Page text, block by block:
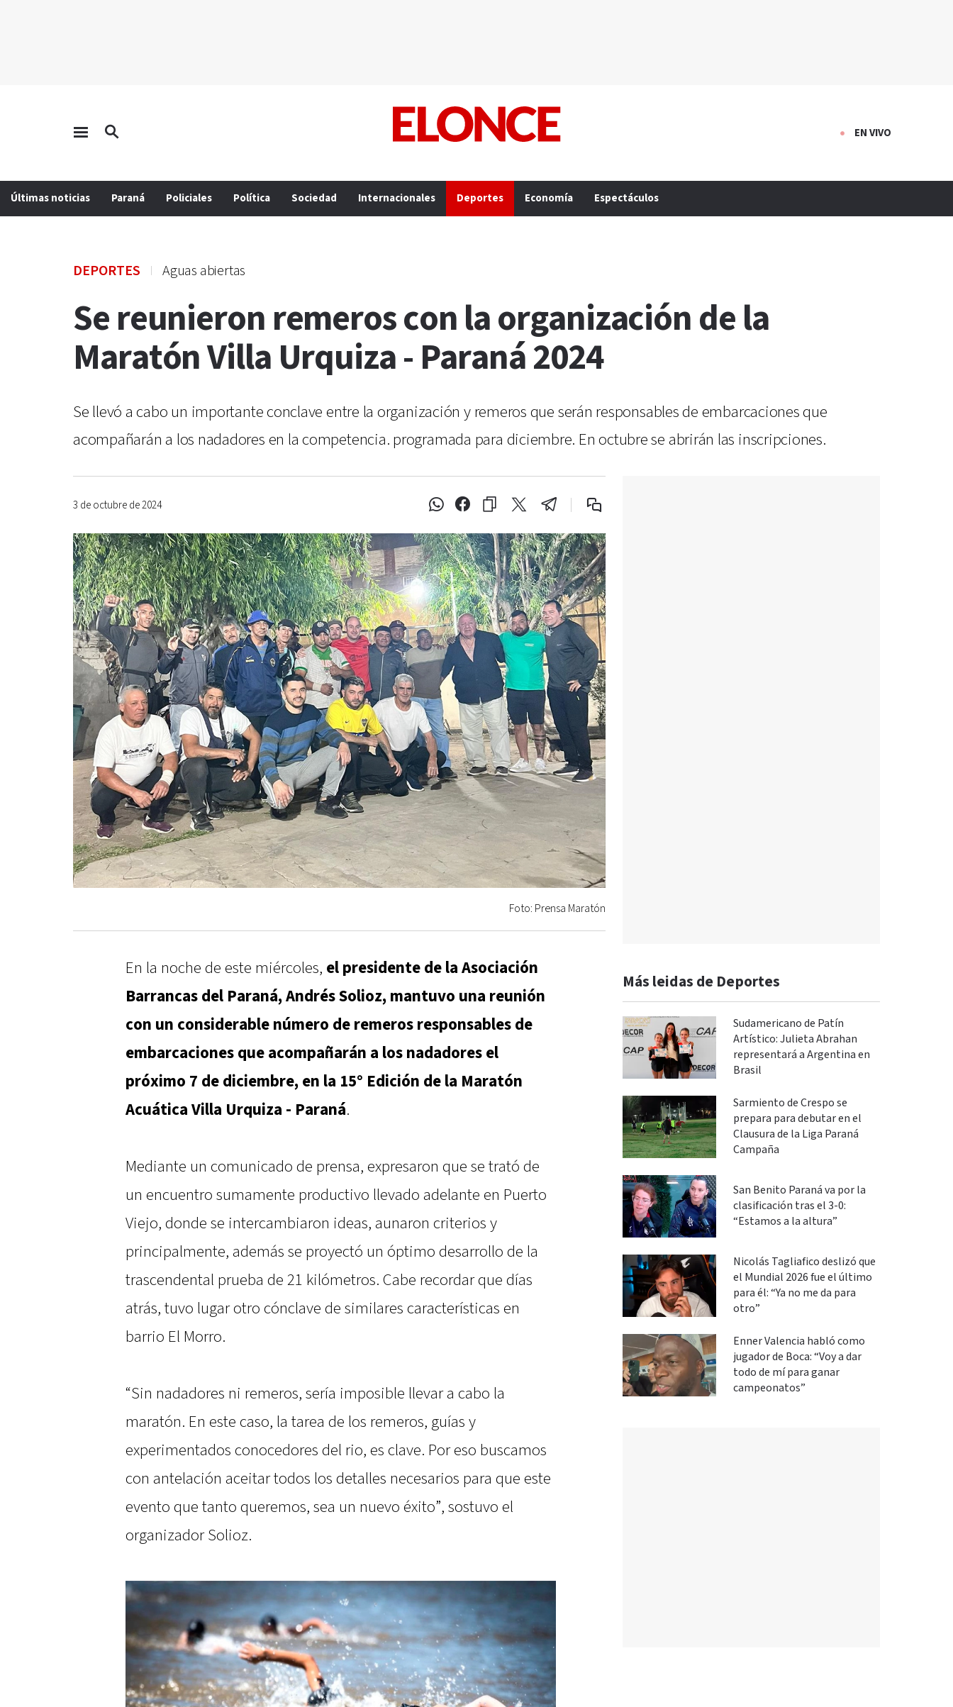
EN VIVO
Últimas noticias Paraná Policiales Política Sociedad Internacionales Deportes Economía Espectáculos
DEPORTES Aguas abiertas
Se reunieron remeros con la organización de la
Maratón Villa Urquiza - Paraná 2024
Se llevó a cabo un importante conclave entre la organización y remeros que serán responsables de embarcaciones que
acompañarán a los nadadores en la competencia. programada para diciembre. En octubre se abrirán las inscripciones.
3 de octubre de 2024
Foto: Prensa Maratón
En la noche de este miércoles, el presidente de la Asociación
Barrancas del Paraná, Andrés Solioz, mantuvo una reunión
con un considerable número de remeros responsables de
embarcaciones que acompañarán a los nadadores el
próximo 7 de diciembre, en la 15° Edición de la Maratón
Acuática Villa Urquiza - Paraná.
Mediante un comunicado de prensa, expresaron que se trató de
un encuentro sumamente productivo llevado adelante en Puerto
Viejo, donde se intercambiaron ideas, aunaron criterios y
principalmente, además se proyectó un óptimo desarrollo de la
trascendental prueba de 21 kilómetros. Cabe recordar que días
atrás, tuvo lugar otro cónclave de similares características en
barrio El Morro.
“Sin nadadores ni remeros, sería imposible llevar a cabo la
maratón. En este caso, la tarea de los remeros, guías y
experimentados conocedores del rio, es clave. Por eso buscamos
con antelación aceitar todos los detalles necesarios para que este
evento que tanto queremos, sea un nuevo éxito”, sostuvo el
organizador Solioz.
Más leidas de Deportes
Sudamericano de Patín
Artístico: Julieta Abrahan
representará a Argentina en
Brasil
Sarmiento de Crespo se
prepara para debutar en el
Clausura de la Liga Paraná
Campaña
San Benito Paraná va por la
clasificación tras el 3-0:
“Estamos a la altura”
Nicolás Tagliafico deslizó que
el Mundial 2026 fue el último
para él: “Ya no me da para
otro”
Enner Valencia habló como
jugador de Boca: “Voy a dar
todo de mí para ganar
campeonatos”